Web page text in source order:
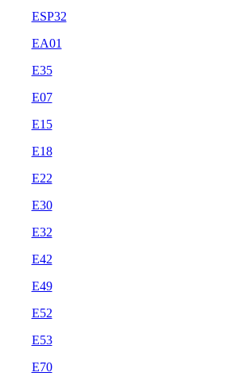
ESP32
EA01
E35
E07
E15
E18
E22
E30
E32
E42
E49
E52
E53
E70